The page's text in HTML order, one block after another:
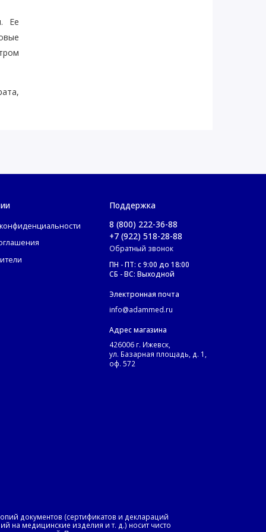
Ее
Поддержка
8 (800) 222-36-88
+7 (922) 518-28-88
Обратный звонок
ПН - ПТ: с 9:00 до 18:00
СБ - ВС: Выходной
Электронная почта
info@adammed.ru
Адрес магазина
426006 г. Ижевск,
ул. Базарная площадь, д. 1,
оф. 572
документов (сертификатов и деклараций
на медицинские изделия и т. д.) носит чисто